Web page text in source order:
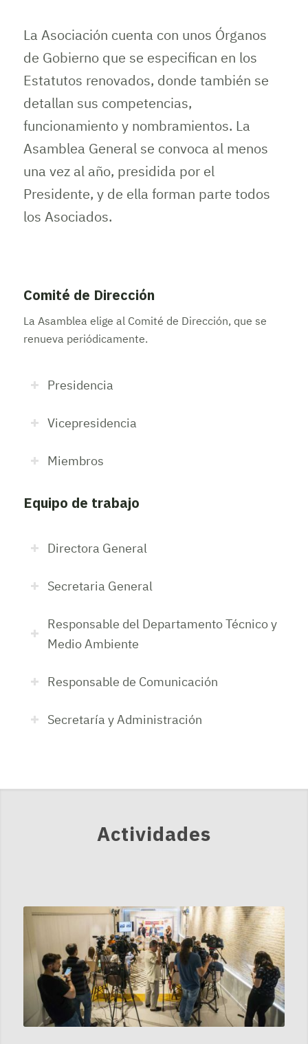
La Asociación cuenta con unos Órganos
de Gobierno que se especifican en los
Estatutos renovados, donde también se
detallan sus competencias,
funcionamiento y nombramientos. La
Asamblea General se convoca al menos
una vez al año, presidida por el
Presidente, y de ella forman parte todos
los Asociados.
Comité de Dirección
La Asamblea elige al Comité de Dirección, que se
renueva periódicamente.
Presidencia
Vicepresidencia
Miembros
Equipo de trabajo
Directora General
Secretaria General
Responsable del Departamento Técnico y
Medio Ambiente
Responsable de Comunicación
Secretaría y Administración
Actividades